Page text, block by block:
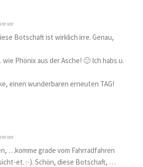
vor
Botschaft ist wirklich irre. Genau,
Phönix aus der Asche! 🙂 Ich habs u.
einen wunderbaren erneuten TAG!
vor
…komme grade vom Fahrradfahren
et. :-). Schön, diese Botschaft, …